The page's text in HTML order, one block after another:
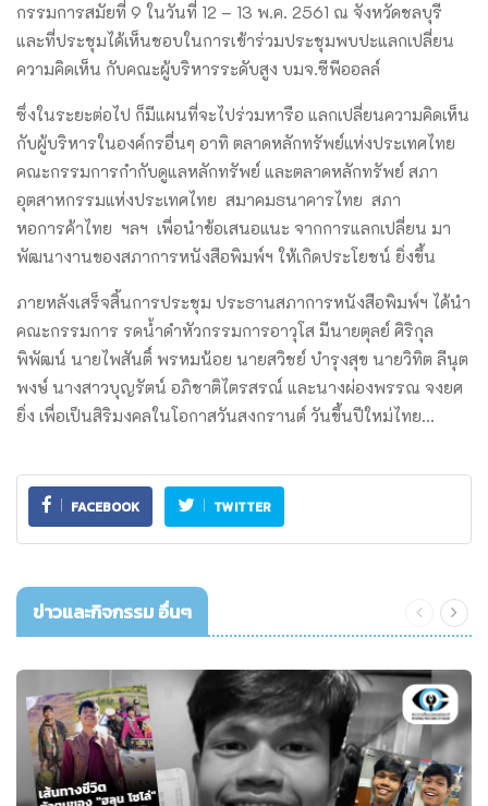
กรรมการสมัยที่ 9 ในวันที่ 12 – 13 พ.ค. 2561 ณ จังหวัดชลบุรี
และที่ประชุมได้เห็นชอบในการเข้าร่วมประชุมพบปะแลกเปลี่ยน
ความคิดเห็น กับคณะผู้บริหารระดับสูง บมจ.ซีพีออลล์
ซึ่งในระยะต่อไป ก็มีแผนที่จะไปร่วมหารือ แลกเปลี่ยนความคิดเห็น
กับผู้บริหารในองค์กรอื่นๆ อาทิ ตลาดหลักทรัพย์แห่งประเทศไทย
คณะกรรมการกำกับดูแลหลักทรัพย์ และตลาดหลักทรัพย์ สภา
อุตสาหกรรมแห่งประเทศไทย สมาคมธนาคารไทย สภา
หอการค้าไทย ฯลฯ เพื่อนำข้อเสนอแนะ จากการแลกเปลี่ยน มา
พัฒนางานของสภาการหนังสือพิมพ์ฯ ให้เกิดประโยชน์ ยิ่งขึ้น
ภายหลังเสร็จสิ้นการประชุม ประธานสภาการหนังสือพิมพ์ฯ ได้นำ
คณะกรรมการ รดน้ำดำหัวกรรมการอาวุโส มีนายตุลย์ ศิริกุล
พิพัฒน์ นายไพสันติ์ พรหมน้อย นายสวิชย์ บำรุงสุข นายวิทิต ลีนุต
พงษ์ นางสาวบุญรัตน์ อภิชาติไตรสรณ์ และนางผ่องพรรณ จงยศ
ยิ่ง เพื่อเป็นสิริมงคลในโอกาสวันสงกรานต์ วันขึ้นปีใหม่ไทย…
FACEBOOK TWITTER
ข่าวและกิจกรรม อื่นๆ